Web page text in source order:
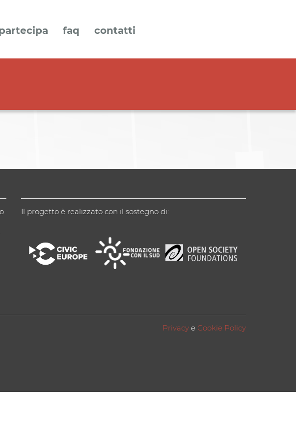
faq contatti
Il progetto è realizzato con il sostegno di:
Privacy e Cookie Policy